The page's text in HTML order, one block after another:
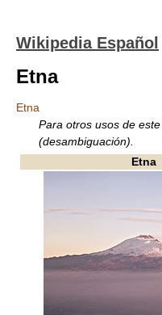
Wikipedia Español
Etna
Etna
Para otros usos de
(desambiguación).
Etna